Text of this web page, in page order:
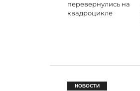
перевернулись на
квадроцикле
НОВОСТИ